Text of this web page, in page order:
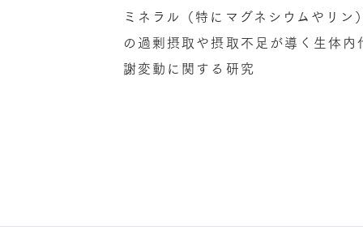
ミネラル（特にマグネシウムやリン
の過剰摂取や摂取不足が導く生体内
謝変動に関する研究